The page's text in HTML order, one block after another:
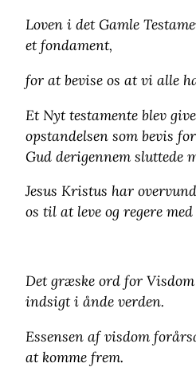
Loven i det Gamle
et fondament,
for at bevise os at vi alle
Et Nyt testamente blev
opstandelsen som bevis
Gud derigennem sluttede
Jesus Kristus har
os til at leve og regere
Det græske ord for
indsigt i ånde verden.
Essensen af visdom
at komme frem.